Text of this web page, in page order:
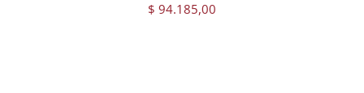
$ 94.185,00